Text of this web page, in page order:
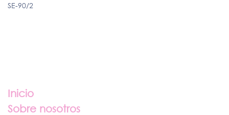
SE-90/2
Inicio
Sobre nosotros